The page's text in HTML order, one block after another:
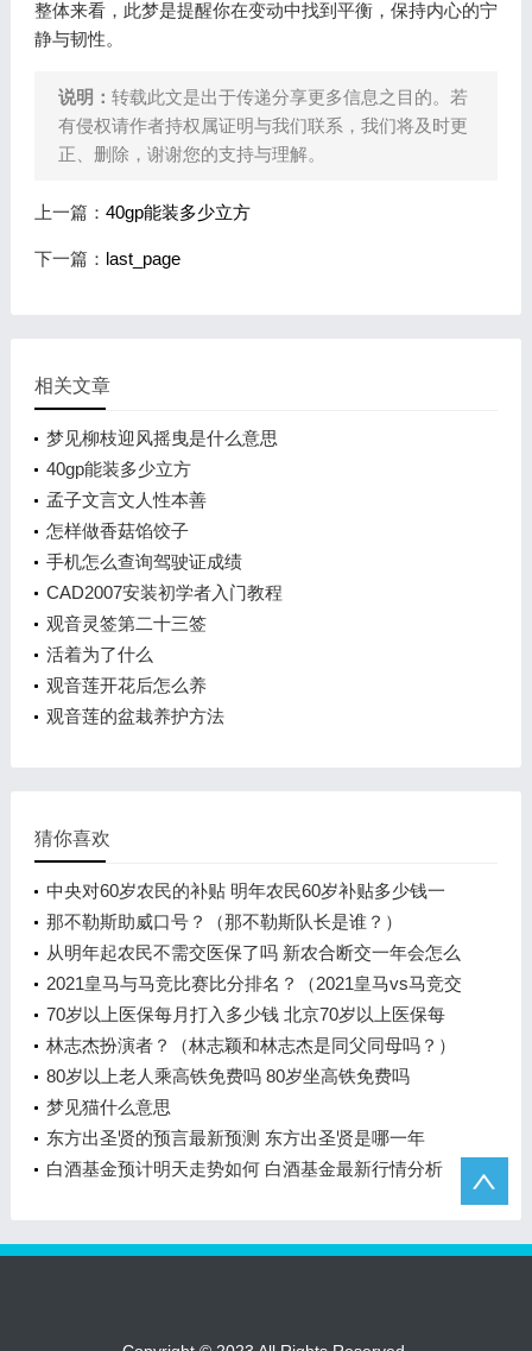
整体来看，此梦是提醒你在变动中找到平衡，保持内心的宁
静与韧性。
说明： 转载此文是出于传递分享更多信息之目的。若
有侵权请作者持权属证明与我们联系，我们将及时更
正、删除，谢谢您的支持与理解。
上一篇： 40gp能装多少立方
下一篇： last_page
相关文章
梦见柳枝迎风摇曳是什么意思
40gp能装多少立方
孟子文言文人性本善
怎样做香菇馅饺子
手机怎么查询驾驶证成绩
CAD2007安装初学者入门教程
观音灵签第二十三签
活着为了什么
观音莲开花后怎么养
观音莲的盆栽养护方法
猜你喜欢
中央对60岁农民的补贴 明年农民60岁补贴多少钱一
月
那不勒斯助威口号？（那不勒斯队长是谁？）
从明年起农民不需交医保了吗 新农合断交一年会怎么
样可以补缴吗
2021皇马与马竞比赛比分排名？（2021皇马vs马竞交
手记录？）
70岁以上医保每月打入多少钱 北京70岁以上医保每
月发多少
林志杰扮演者？（林志颖和林志杰是同父同母吗？）
80岁以上老人乘高铁免费吗 80岁坐高铁免费吗
梦见猫什么意思
东方出圣贤的预言最新预测 东方出圣贤是哪一年
白酒基金预计明天走势如何 白酒基金最新行情分析